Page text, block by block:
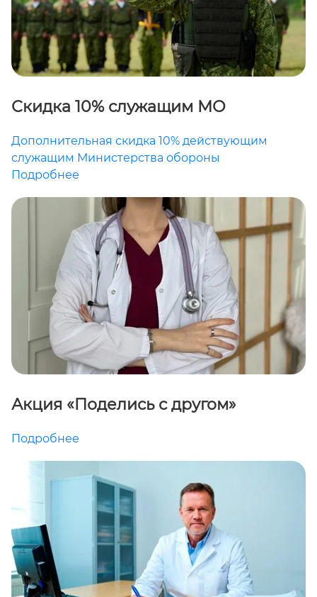
Скидка 10% служащим МО
Дополнительная скидка 10% действующим
служащим Министерства обороны
Подробнее
Акция «Поделись с другом»
Подробнее